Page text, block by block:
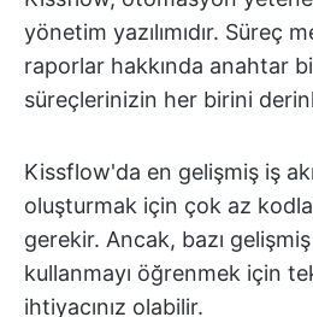
yönetim yazılımıdır. Süreç
raporlar hakkında anahtar
süreçlerinizin her birini
Kissflow'da en gelişmiş iş
oluşturmak için çok az
gerekir. Ancak, bazı
kullanmayı öğrenmek için
ihtiyacınız olabilir.